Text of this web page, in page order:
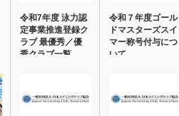
令和7年度 泳力認
定事業推進登録ク
ラブ 最優秀／優
秀クラブ一覧
令和７年度ゴール
ドマスターズスイ
マー称号付与につ
いて